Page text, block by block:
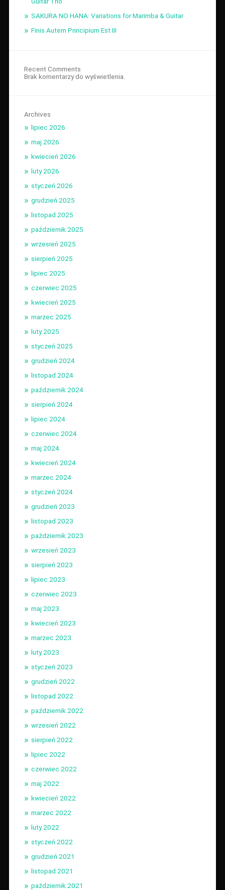
SAKURA NO HANA: Variations for Marimba & Guitar
Finis Autem Principium Est III
Recent Comments
Brak komentarzy do wyświetlenia.
Archives
lipiec 2026
maj 2026
kwiecień 2026
luty 2026
styczeń 2026
grudzień 2025
listopad 2025
październik 2025
wrzesień 2025
sierpień 2025
lipiec 2025
czerwiec 2025
kwiecień 2025
marzec 2025
luty 2025
styczeń 2025
grudzień 2024
listopad 2024
październik 2024
sierpień 2024
lipiec 2024
czerwiec 2024
maj 2024
kwiecień 2024
marzec 2024
styczeń 2024
grudzień 2023
listopad 2023
październik 2023
wrzesień 2023
sierpień 2023
lipiec 2023
czerwiec 2023
maj 2023
kwiecień 2023
marzec 2023
luty 2023
styczeń 2023
grudzień 2022
listopad 2022
październik 2022
wrzesień 2022
sierpień 2022
lipiec 2022
czerwiec 2022
maj 2022
kwiecień 2022
marzec 2022
luty 2022
styczeń 2022
grudzień 2021
listopad 2021
październik 2021